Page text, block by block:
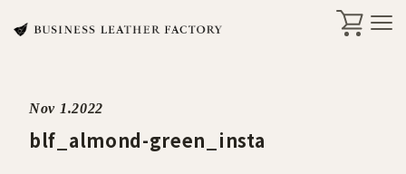
search
Nov 1.2022
blf_almond-green_insta